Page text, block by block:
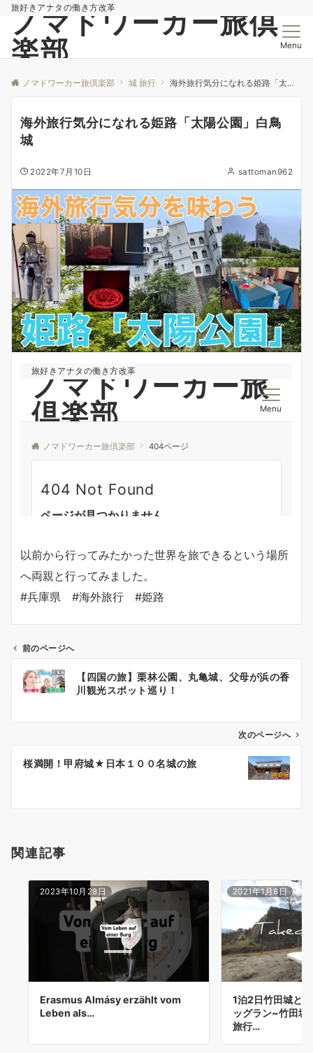
旅好きアナタの働き方改革
ノマドワーカー旅倶
楽部
Menu
ノマドワーカー旅倶楽部 城 旅行 海外旅行気分になれる姫路「太陽公園」白鳥城
海外旅行気分になれる姫路「太陽公園」白鳥
城
2022年7月10日 sattoman962
以前から行ってみたかった世界を旅できるという場所
へ両親と行ってみました。
#兵庫県 #海外旅行 #姫路
ビ
ン
前のページへ
【四国の旅】栗林公園、丸亀城、父母が浜の香
川観光スポット巡り！
次のページへ
桜満開！甲府城★日本１００名城の旅
関連記事
2023年10月28日
Erasmus Almásy erzählt vom
Leben als…
2021年1月8日
1泊2日竹田城と
ッグラン~竹田城
旅行…